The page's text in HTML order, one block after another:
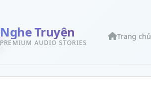
Nghe Truyện
PREMIUM AUDIO STORIES
Trang chủ